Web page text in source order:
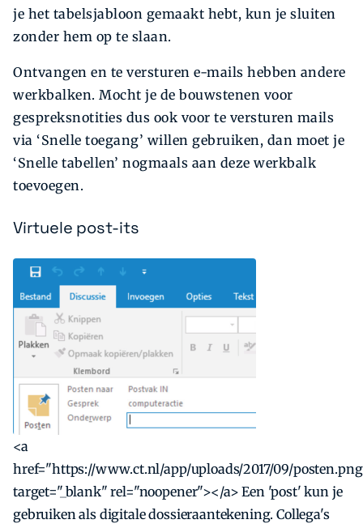
je het tabelsjabloon gemaakt hebt, kun je sluiten
zonder hem op te slaan.
Ontvangen en te versturen e-mails hebben andere
werkbalken. Mocht je de bouwstenen voor
gespreksnotities dus ook voor te versturen mails
via ‘Snelle toegang’ willen gebruiken, dan moet je
‘Snelle tabellen’ nogmaals aan deze werkbalk
toevoegen.
Virtuele post-its
<a
href="https://www.ct.nl/app/uploads/2017/09/
target="_blank" rel="noopener"></a> Een 'post' kun je
gebruiken als digitale dossieraantekening. Collega's